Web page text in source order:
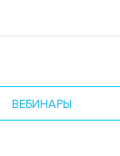
ВЕБИНАРЫ